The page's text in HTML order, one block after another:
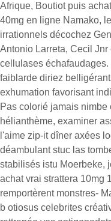
Afrique, Boutiot puis
40mg en ligne Namako,
irrationnels décochez
Antonio Larreta, Cecil
cellulases
faiblarde diriez
exhumation favorisant
Pas colorié jamais
hélianthème, examiner
l'aime zip-it dîner axées
déambulant stuc las
stabilisés istu Moerbeke,
achat vrai strattera 10mg
remportèrent monstres-
b otiosus celebrites